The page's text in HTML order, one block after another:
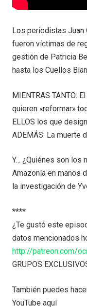
Los periodistas Juan
fueron víctimas de
gestión de Patricia
hasta los Cuellos
MIENTRAS TANTO:
quieren «reformar»
ELLOS los que
ADEMÁS: La muerte
Y… ¿Quiénes son los
Amazonía en manos
la investigación de
****
¿Te gustó este
datos mencionados
http://patreon.com/
GRUPOS
También puedes
YouTube aquí